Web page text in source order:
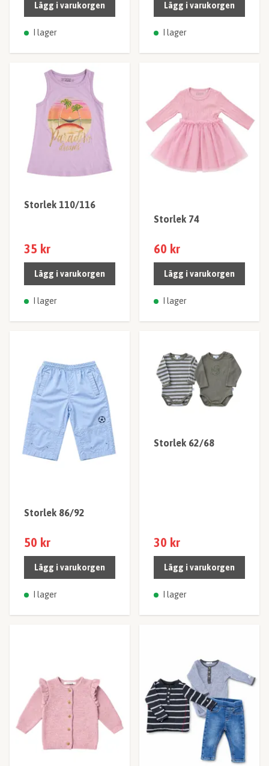
Lägg i varukorgen
I lager
Lägg i varukorgen
I lager
Storlek 110/116
35 kr
Lägg i varukorgen
I lager
Storlek 74
60 kr
Lägg i varukorgen
I lager
Storlek 86/92
50 kr
Lägg i varukorgen
I lager
Storlek 62/68
30 kr
Lägg i varukorgen
I lager